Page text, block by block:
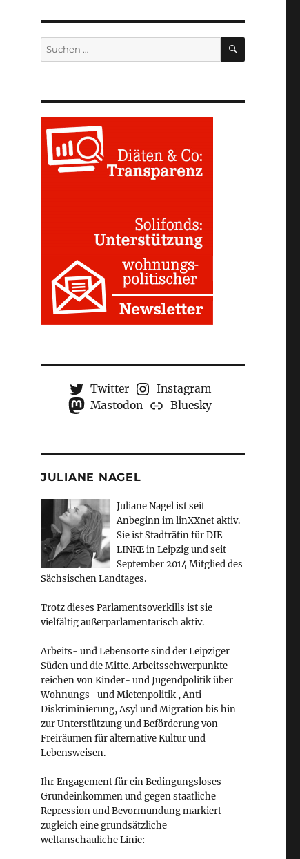
Suchen
nach:
SUCHEN
Twitter
Instagram
Mastodon
Bluesky
JULIANE NAGEL
Juliane Nagel ist seit
Anbeginnim linXXnet aktiv.
Sie ist Stadträtin für DIE
LINKE in Leipzig und seit
September 2014 Mitglied des
Sächsischen Landtages.
Trotz dieses Parlamentsoverkills ist sie
vielfältig außerparlamentarisch aktiv.
Arbeits- und Lebensorte sind der Leipziger
Süden und die Mitte. Arbeitsschwerpunkte
reichen von Kinder- und Jugendpolitik über
Wohnungs- und Mietenpolitik , Anti-
Diskriminierung, Asyl und Migration bis hin
zur Unterstützung und Beförderung von
Freiräumen für alternative Kultur und
Lebensweisen.
Ihr Engagement für ein Bedingungsloses
Grundeinkommen und gegen staatliche
Repression und Bevormundung markiert
zugleich eine grundsätzliche
weltanschauliche Linie: